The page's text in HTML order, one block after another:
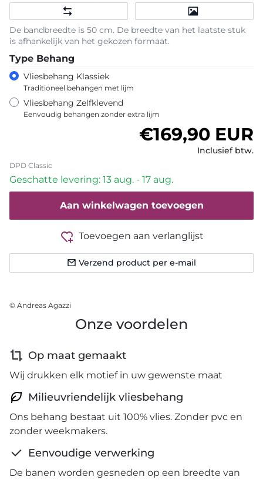
De bandbreedte is 50 cm. De breedte van het laatste stuk
is afhankelijk van het gekozen formaat.
Type Behang
Vliesbehang Klassiek
Traditioneel behangen met lijm
Vliesbehang Zelfklevend
Eenvoudig behangen zonder extra lijm
Normale prijs
€169,90 EUR
Inclusief btw.
DPD Classic
Geschatte levering: 13 aug. - 17 aug.
Aan winkelwagen toevoegen
Toevoegen aan verlanglijst
Verzend product per e-mail
© Andreas Agazzi
Onze voordelen
Op maat gemaakt
Wij drukken elk motief in uw gewenste maat
Milieuvriendelijk vliesbehang
Ons behang bestaat uit 100% vlies. Zonder pvc en
zonder weekmakers.
Eenvoudige verwerking
De banen worden gesneden op een breedte van